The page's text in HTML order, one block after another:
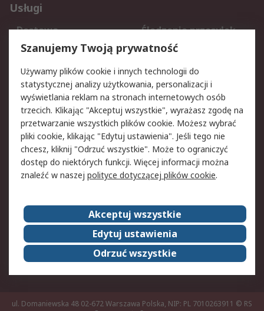
Usługi
Dostawa
Śledzenie przesyłek
Reklamacje i zwroty
Rejestracja
Aspekty prawne
Bezpieczeństwo e-
maila
Polityka dotycząca
plików cookie
Polityka prywatności
Użytkowanie witryny
Zastrzeżenia prawne
Warunki Sprzedaży
Kontakt
O firmie RS
RS na świecie
Kariera
Nagrody dla RS
ESG
ul. Domaniewska 48 02-672 Warszawa Polska, NIP: PL 7010263911 © RS
Szanujemy Twoją prywatność
Używamy plików cookie i innych technologii do
statystycznej analizy użytkowania, personalizacji i
wyświetlania reklam na stronach internetowych osób
trzecich. Klikając "Akceptuj wszystkie", wyrażasz zgodę na
przetwarzanie wszystkich plików cookie. Możesz wybrać
pliki cookie, klikając "Edytuj ustawienia". Jeśli tego nie
chcesz, kliknij "Odrzuć wszystkie". Może to ograniczyć
dostęp do niektórych funkcji. Więcej informacji można
znaleźć w naszej polityce dotyczącej plików cookie.
Akceptuj wszystkie
Edytuj ustawienia
Odrzuć wszystkie